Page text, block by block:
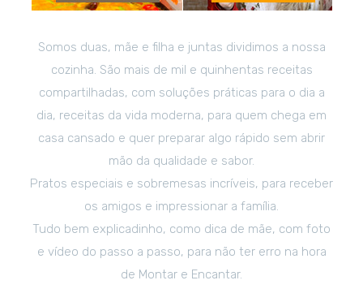
Somos duas, mãe e filha e juntas dividimos a nossa
cozinha. São mais de mil e quinhentas receitas
compartilhadas, com soluções práticas para o dia a
dia, receitas da vida moderna, para quem chega em
casa cansado e quer preparar algo rápido sem abrir
mão da qualidade e sabor.
Pratos especiais e sobremesas incríveis, para receber
os amigos e impressionar a família.
Tudo bem explicadinho, como dica de mãe, com foto
e vídeo do passo a passo, para não ter erro na hora
de Montar e Encantar.